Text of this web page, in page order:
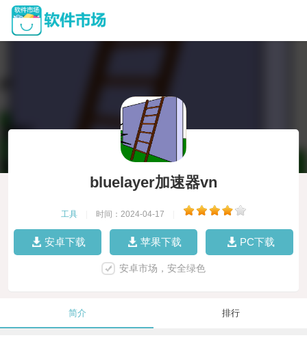
bluelayer加速器vn
工具 时间：2024-04-17
安卓下载 苹果下载 PC下载
安卓市场，安全绿色
简介 排行